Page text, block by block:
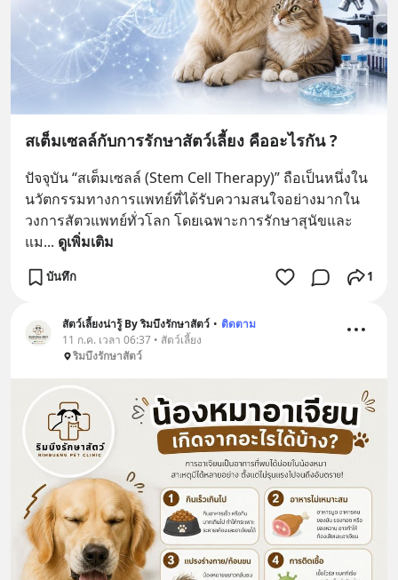
สเต็มเซลล์กับการรักษาสัตว์เลี้ยง คืออะไรกัน ?
ปัจจุบัน “สเต็มเซลล์ (Stem Cell Therapy)” ถือเป็นหนึ่งใน
นวัตกรรมทางการแพทย์ที่ได้รับความสนใจอย่างมากใน
วงการสัตวแพทย์ทั่วโลก โดยเฉพาะการรักษาสุนัขและ
แม... ดูเพิ่มเติม
บันทึก 1
สัตว์เลี้ยงน่ารู้ By ริมบึงรักษาสัตว์ • ติดตาม
11 ก.ค. เวลา 06:37 • สัตว์เลี้ยง
ริมบึงรักษาสัตว์